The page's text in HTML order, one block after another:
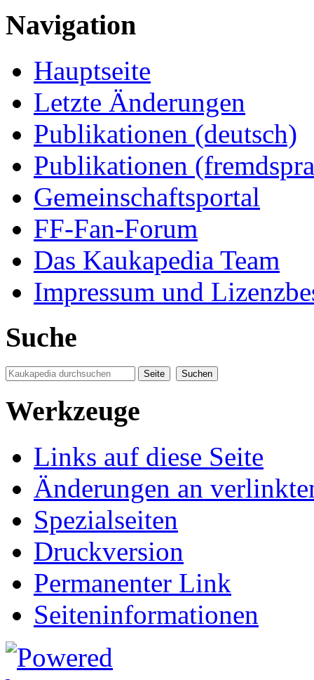
Navigation
Hauptseite
Letzte Änderungen
Publikationen (deutsch)
Publikationen
Gemeinschaftsportal
FF-Fan-Forum
Das Kaukapedia Team
Impressum und
Suche
Werkzeuge
Links auf diese Seite
Änderungen an
Spezialseiten
Druckversion
Permanenter Link
Seiten­informationen